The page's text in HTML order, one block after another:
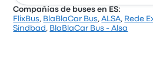
Amelia G.
27 de septiembre de 2025
Compañías de buses en ES:
FlixBus, BlaBlaCar Bus,ALSA, Rede
Sindbad , BlaBlaCar Bus - Alsa